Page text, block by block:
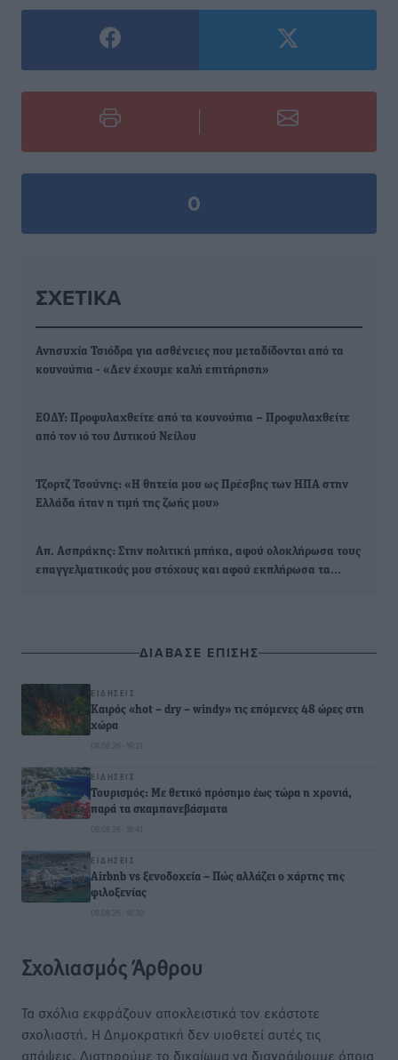
0
ΣΧΕΤΙΚΆ
Ανησυχία Τσιόδρα για ασθένειες που μεταδίδονται από τα
κουνούπια - «Δεν έχουμε καλή επιτήρηση»
ΕΟΔΥ: Προφυλαχθείτε από τα κουνούπια – Προφυλαχθείτε
από τον ιό του Δυτικού Νείλου
Τζορτζ Τσούνης: «Η θητεία μου ως Πρέσβης των ΗΠΑ στην
Ελλάδα ήταν η τιμή της ζωής μου»
Απ. Ασπράκης: Στην πολιτική μπήκα, αφού ολοκλήρωσα τους
επαγγελματικούς μου στόχους και αφού εκπλήρωσα τα…
ΔΙΑΒΑΣΕ ΕΠΙΣΗΣ
ΕΙΔΉΣΕΙΣ
Καιρός «hot – dry – windy» τις επόμενες 48 ώρες στη
χώρα
08.08.26 · 19:21
ΕΙΔΉΣΕΙΣ
Τουρισμός: Με θετικό πρόσημο έως τώρα η χρονιά,
παρά τα σκαμπανεβάσματα
08.08.26 · 18:41
ΕΙΔΉΣΕΙΣ
Airbnb vs ξενοδοχεία – Πώς αλλάζει ο χάρτης της
φιλοξενίας
08.08.26 · 18:30
Σχολιασμός Άρθρου
Τα σχόλια εκφράζουν αποκλειστικά τον εκάστοτε
σχολιαστή. Η Δημοκρατική δεν υιοθετεί αυτές τις
απόψεις. Διατηρούμε το δικαίωμα να διαγράψουμε όποια